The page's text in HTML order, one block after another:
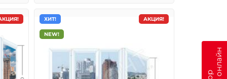
АКЦИЯ!
ХИТ!
NEW!